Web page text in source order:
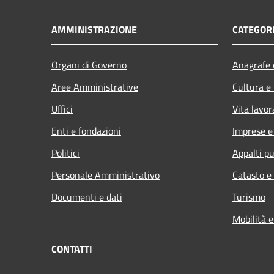
AMMINISTRAZIONE
Organi di Governo
Aree Amministrative
Uffici
Enti e fondazioni
Politici
Personale Amministrativo
Documenti e dati
Cultura
Vita
Imprese
Appalti
Catasto
Turismo
Mobilità
CONTATTI